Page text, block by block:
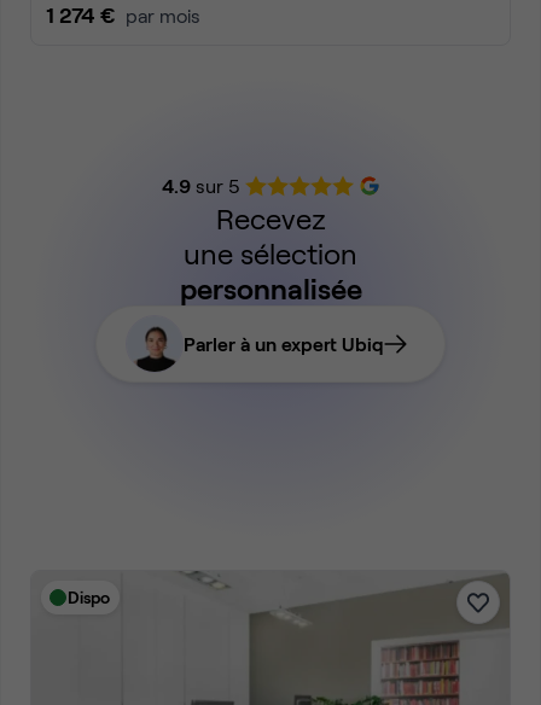
1 274 € par mois
4.9sur 5
Recevez
une sélection
personnalisée
Parler à un expert Ubiq
Dispo